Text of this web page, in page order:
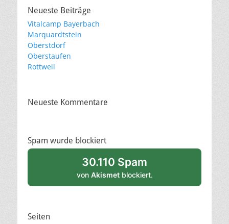
Neueste Beiträge
Vitalcamp Bayerbach
Marquardtstein
Oberstdorf
Oberstaufen
Rottweil
Neueste Kommentare
Spam wurde blockiert
30.110 Spam
von Akismetblockiert.
Seiten